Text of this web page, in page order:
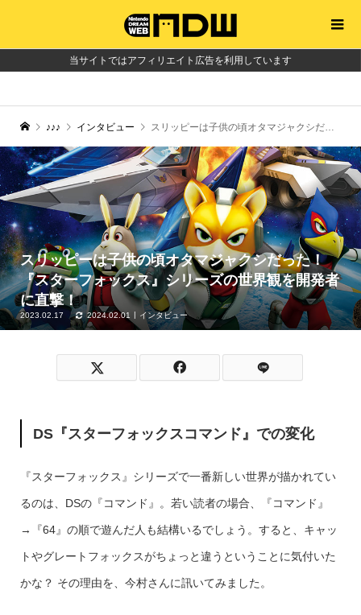
当サイトではアフィリエイト広告を利用しています
♪♪♪ インタビュー スリッピーは子供の頃オタマジャクシだった！ 『スターフォックス』シリーズの世界観を開発者に直撃！
スリッピーは子供の頃オタマジャクシだった！
『スターフォックス』シリーズの世界観を開発者
に直撃！
2023.02.17 2024.02.01 インタビュー
DS『スターフォックスコマンド』での変化
『スターフォックス』シリーズで一番新しい世界が描かれてい
るのは、DSの『コマンド』。若い読者の場合、『コマンド』
→『64』の順で遊んだ人も結構いるでしょう。すると、キャッ
トやグレートフォックスがちょっと違うということに気付いた
かな？ その理由を、今村さんに訊いてみました。